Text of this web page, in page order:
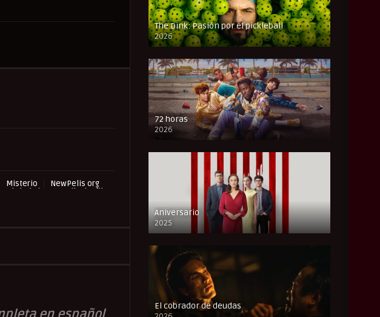
Misterio
NewPelis org
Subtituladas
Peliculasflix
The Dink: Pasión por el pickleball
2026
FULL HD
72 horas
2026
FULL HD
Aniversario
2025
FULL HD
El cobrador de deudas